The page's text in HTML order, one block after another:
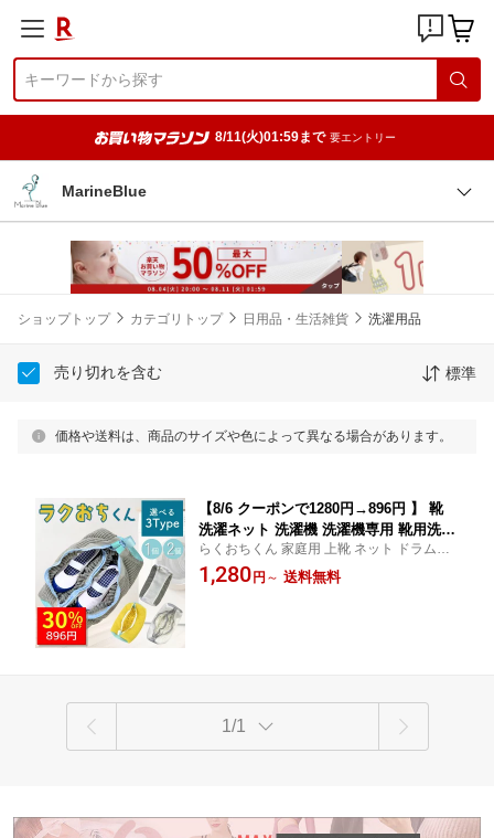
8/11(火)01:59まで 要エントリー
MarineBlue
ショップトップ カテゴリトップ 日用品・生活雑貨 洗濯用品
売り切れを含む 標準
価格や送料は、商品のサイズや色によって異なる場合があります。
【8/6 クーポンで1280円→896円 】 靴
洗濯ネット 洗濯機 洗濯機専用 靴用洗濯
ネット ラクおちくん 2個セット シュー
ズ 洗濯袋 ランドリーネット 型崩れ防止
らくおちくん 家庭用 上靴 ネット ドラム式
ぬいぐるみ 子供靴 ベビー 靴 キッズ サンダ
ル 上履きが洗える シューズ洗濯ネット 上
1,280 円 ～ 送料無料
1/1